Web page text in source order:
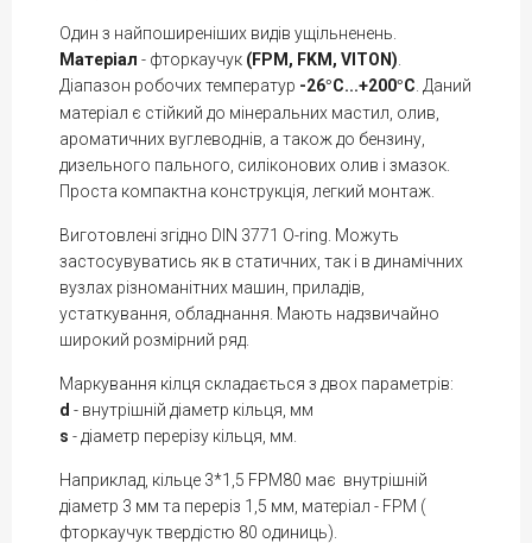
Один з найпоширеніших видів ущільненень.
Матеріал - фторкаучук (FPM, FKM, VITON)
Діапазон робочих температур -26°С...+200°С . Даний
матеріал є стійкий до мінеральних мастил, олив,
ароматичних вуглеводнів, а також до бензину,
дизельного пального, силіконових олив і змазок.
Проста компактна конструкція, легкий монтаж.
Виготовлені згідно DIN 3771 O-ring. Можуть
застосувуватись як в статичних, так і в динамічних
вузлах різноманітних машин, приладів,
устаткування, обладнання. Мають надзвичайно
широкий розмірний ряд.
Маркування кілця складається з двох параметрів:
d - внутрішній діаметр кільця, мм
s - діаметр перерізу кільця, мм.
Наприклад, кільце 3*1,5 FPM80 має внутрішній
діаметр 3 мм та переріз 1,5 мм, матеріал - FPM (
фторкаучук твердістю 80 одиниць).